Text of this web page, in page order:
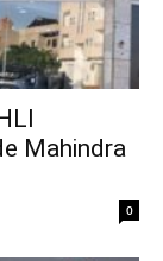
Mahindra
0